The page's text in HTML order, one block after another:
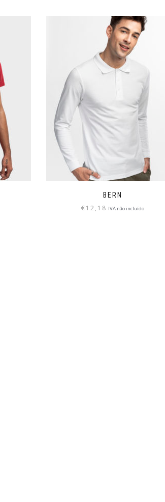
BERN
€12,18 IVA não incluído